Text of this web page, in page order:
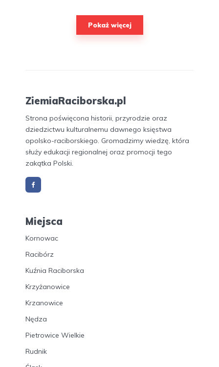
Pokaż więcej
ZiemiaRaciborska.pl
Strona poświęcona historii, przyrodzie oraz
dziedzictwu kulturalnemu dawnego księstwa
opolsko-raciborskiego. Gromadzimy wiedzę, która
służy edukacji regionalnej oraz promocji tego
zakątka Polski.
Miejsca
Kornowac
Racibórz
Kuźnia Raciborska
Krzyżanowice
Krzanowice
Nędza
Pietrowice Wielkie
Rudnik